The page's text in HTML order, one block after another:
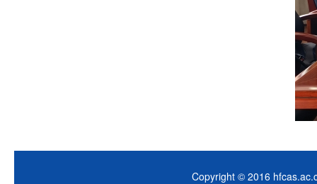
Copyright © 2016